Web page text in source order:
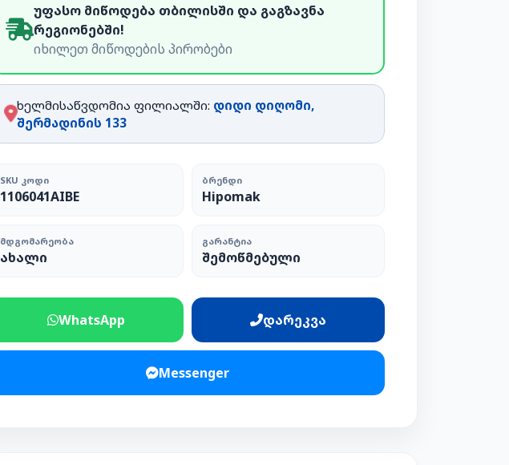
უფასო მიწოდება თბილისში და გაგზავნა
რეგიონებში!
იხილეთ მიწოდების პირობები
ხელმისაწვდომია ფილიალში: დიდი დიღომი,
შერმადინის 133
SKU ᲙᲝᲓᲘ
1106041AIBE
ᲑᲠᲔᲜᲓᲘ
Hipomak
ᲛᲓᲒᲝᲛᲐᲠᲔᲝᲑᲐ
ახალი
ᲒᲐᲠᲐᲜᲢᲘᲐ
შემოწმებული
WhatsApp დარეკვა
Messenger